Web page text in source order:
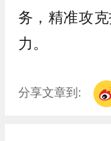
务，精准攻
力。
分享文章到: